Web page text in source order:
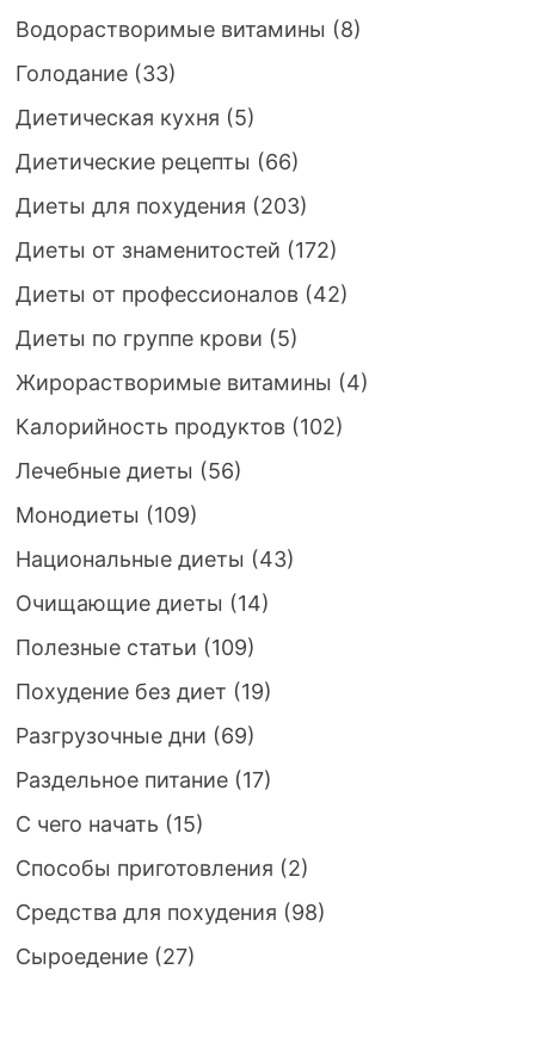
Водорастворимые витамины (8)
Голодание(33)
Диетическая кухня (5)
Диетические рецепты (66)
Диеты для похудения (203)
Диеты от знаменитостей (172)
Диеты от профессионалов(42)
Диеты по группе крови (5)
Жирорастворимые витамины (4)
Калорийность продуктов(102)
Лечебные диеты (56)
Монодиеты (109)
Национальные диеты (43)
Очищающие диеты (14)
Полезные статьи (109)
Похудение без диет (19)
Разгрузочные дни (69)
Раздельное питание(17)
С чего начать (15)
Способы приготовления (2)
Средства для похудения (98)
Сыроедение(27)